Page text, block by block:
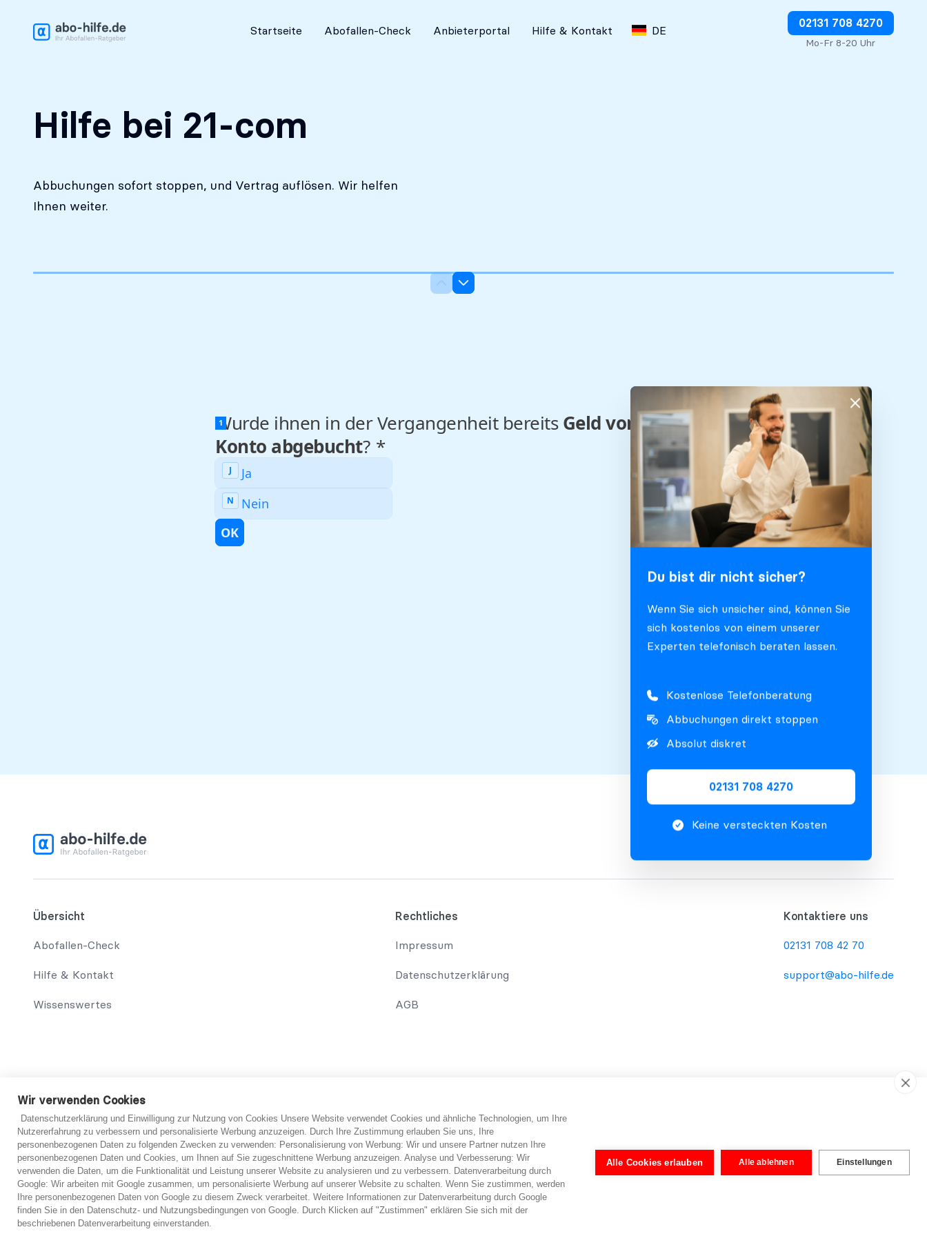
Startseite Abofallen-Check Anbieterportal Hilfe & Kontakt DE
02131 708 4270
Mo-Fr 8-20 Uhr
Abbuchungen direkt stoppen
Hilfe bei 21-com
Abbuchungen sofort stoppen, und Vertrag auflösen. Wir helfen
Ihnen weiter.
Du bist dir nicht sicher?
Wenn Sie sich unsicher sind, können Sie
sich kostenlos von einem unserer
Experten telefonisch beraten lassen.
Kostenlose Telefonberatung
Abbuchungen direkt stoppen
Absolut diskret
02131 708 4270
Keine versteckten Kosten
Übersicht
Abofallen-Check
Hilfe & Kontakt
Wissenswertes
Rechtliches
Impressum
Datenschutzerklärung
AGB
Kontaktiere uns
02131 708 42 70
support@abo-hilfe.de
*Hinweis: abo-hilfe.de dient als informative Website. Der Verbraucher erhält Informationen und Tipps und Tricks rund um das Thema Verbraucherschutz. Die Informationsweitergabe an den
Verbraucher sowie das Ausfüllen des Fragebogens können ebenfalls telefonisch erfolgen. Dabei erbringt abo-hilfe.de keine Rechtsdienstleistung oder Rechtsberatung. Unabhängig von der
Informationserteilung, werden dem Verbraucher Kontakte zu Rechtsanwälten ermöglicht. Die Fragebögen und Online-Formulare wurden von Rechtsanwälten aufgebaut, um eine vereinfachte
Ersteinschätzung vorzubereiten. Grundsätzlich ist jedoch immer eine individuelle Prüfung in jedem Einzelfall durch einen Anwalt nötig. Erst nach Prüfung der eingereichten Unterlagen kann eine
verbindliche Einschätzung von einem Anwalt getroffen werden.
Wir verwenden Cookies
Datenschutzerklärung und Einwilligung zur Nutzung von Cookies Unsere Website verwendet Cookies und ähnliche Technologien, um Ihre
Nutzererfahrung zu verbessern und personalisierte Werbung anzuzeigen. Durch Ihre Zustimmung erlauben Sie uns, Ihre
personenbezogenen Daten zu folgenden Zwecken zu verwenden: Personalisierung von Werbung: Wir und unsere Partner nutzen Ihre
personenbezogenen Daten und Cookies, um Ihnen auf Sie zugeschnittene Werbung anzuzeigen. Analyse und Verbesserung: Wir
verwenden die Daten, um die Funktionalität und Leistung unserer Website zu analysieren und zu verbessern. Datenverarbeitung durch
Google: Wir arbeiten mit Google zusammen, um personalisierte Werbung auf unserer Website zu schalten. Wenn Sie zustimmen, werden
Ihre personenbezogenen Daten von Google zu diesem Zweck verarbeitet. Weitere Informationen zur Datenverarbeitung durch Google
finden Sie in den Datenschutz- und Nutzungsbedingungen von Google. Durch Klicken auf "Zustimmen" erklären Sie sich mit der
beschriebenen Datenverarbeitung einverstanden.
Alle Cookies erlauben Alle ablehnen Einstellungen